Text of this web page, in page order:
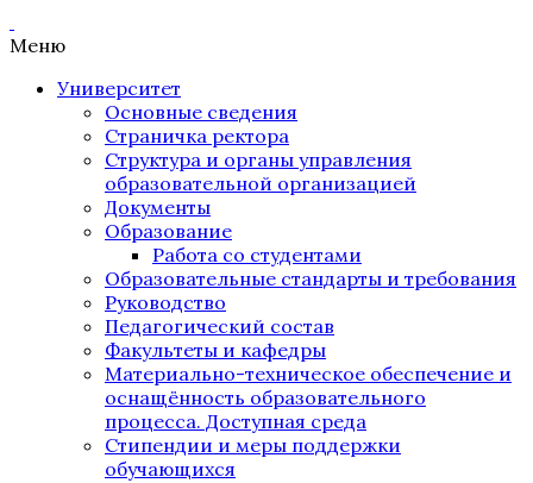
Меню
Университет
Основные сведения
Страничка ректора
Структура и органы управления
образовательной организацией
Документы
Образование
Работа со студентами
Образовательные стандарты и требования
Руководство
Педагогический состав
Факультеты и кафедры
Материально-техническое обеспечение и
оснащённость образовательного
процесса. Доступная среда
Стипендии и меры поддержки
обучающихся